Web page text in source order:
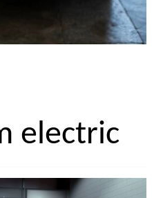
electric